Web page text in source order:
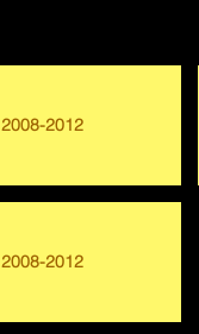
2008-2012
2008-2012